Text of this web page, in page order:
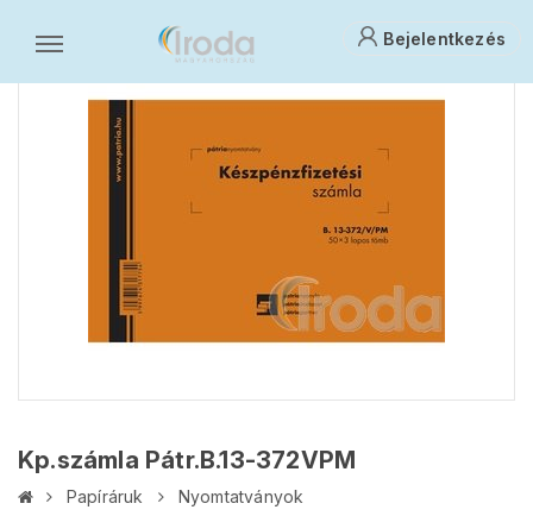
Bejelentkezés
Kp.számla Pátr.B.13-372VPM
Papíráruk Nyomtatványok